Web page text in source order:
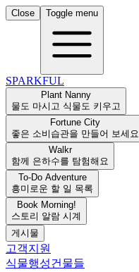
Close Toggle menu
SPARKFUL
Plant Nanny
물도 마시고 식물도 키우고
Fortune City
좋은 소비습관을 만들어 보세요
Walkr
함께 은하수를 탐험해요
To-Do Adventure
흥미로운 할 일 목록
Book Morning!
스토리 알람 시계
게시물
고객지원
식물행성건물들